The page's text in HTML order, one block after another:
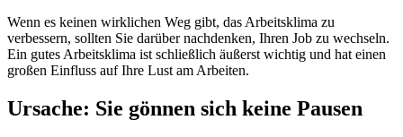
Wenn es keinen wirklichen Weg gibt, das Arbeitsklima zu
verbessern, sollten Sie darüber nachdenken, Ihren Job zu wechseln.
Ein gutes Arbeitsklima ist schließlich äußerst wichtig und hat einen
großen Einfluss auf Ihre Lust am Arbeiten.
Ursache: Sie gönnen sich keine Pausen